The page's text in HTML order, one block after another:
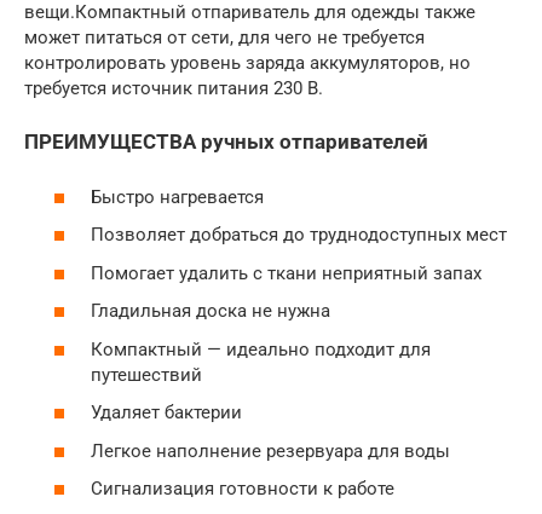
вещи.Компактный отпариватель для одежды также
может питаться от сети, для чего не требуется
контролировать уровень заряда аккумуляторов, но
требуется источник питания 230 В.
ПРЕИМУЩЕСТВА ручных отпаривателей
Быстро нагревается
Позволяет добраться до труднодоступных мест
Помогает удалить с ткани неприятный запах
Гладильная доска не нужна
Компактный — идеально подходит для
путешествий
Удаляет бактерии
Легкое наполнение резервуара для воды
Сигнализация готовности к работе